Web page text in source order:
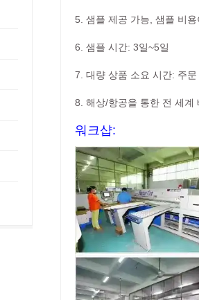
5. 샘플 제공 가능, 샘플 비용
6. 샘플 시간: 3일~5일
7. 대량 상품 소요 시간: 주
8. 해상/항공을 통한 전 세계
워크샵: